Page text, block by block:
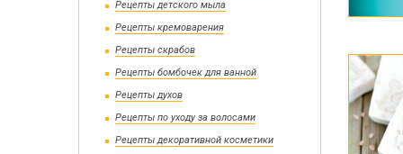
Soap base wholesale
Liquid base oils and batters wholesale
Dried
Glitters
Toys
Рецепты детского мыла
Рецепты кремоварения
Рецепты скрабов
Рецепты бомбочек для ванной
Рецепты духов
Рецепты по уходу за волосами
Рецепты декоративной косметики